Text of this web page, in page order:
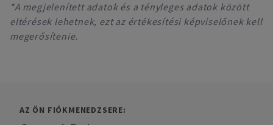
*A megjelenített adatok és a tényleges adatok között
eltérések lehetnek, ezt az értékesítési képviselőnek kell
megerősítenie.
AZ ÖN FIÓKMENEDZSERE: